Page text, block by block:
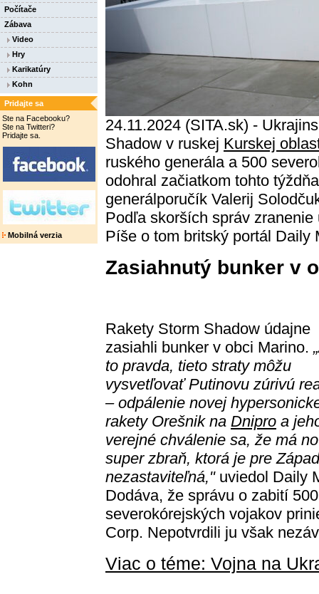
Počítače
Zábava
Video
Hry
Karikatúry
Kohn
Pridajte sa
Ste na Facebooku?
Ste na Twitteri?
Pridajte sa.
Mobilná verzia
24.11.2024 (SITA.sk) -
Shadow v ruskej Kurskej
ruského generála a 500
odohral začiatkom tohto
generálporučík Valerij
Podľa skorších správ
Píše o tom britský portál Daily
Zasiahnutý bunker v
Rakety Storm Shadow údajne
zasiahli bunker v obci Marino.
to pravda, tieto straty môžu
vysvetľovať Putinovu zúrivú
– odpálenie novej
rakety Orešnik na Dnipro a
verejné chválenie sa, že má
super zbraň, ktorá je pre Západ
nezastaviteľná,"uviedol Daily
Dodáva, že správu o zabití 500
severokórejských vojakov
Corp. Nepotvrdili ju však
Viac o téme: Vojna na